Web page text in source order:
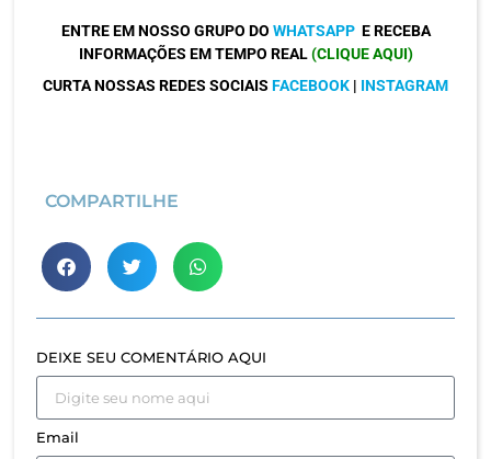
ENTRE EM NOSSO GRUPO DO WHATSAPP E RECEBA
INFORMAÇÕES EM TEMPO REAL(CLIQUE AQUI)
CURTA NOSSAS REDES SOCIAIS FACEBOOK | INSTAGRAM
COMPARTILHE
DEIXE SEU COMENTÁRIO AQUI
Email